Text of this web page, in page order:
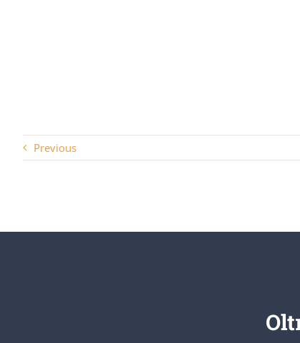
Previous